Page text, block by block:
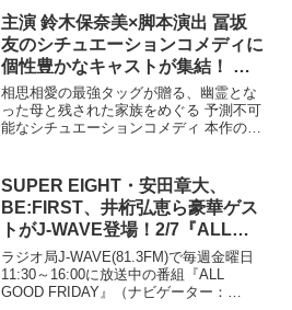
全撮りおろし。プロ３年目を振...
主演 鈴木保奈美×脚本演出 冨坂
友のシチュエーションコメディに
個性豊かなキャストが集結！ 遺
影の中で笑顔の母を取り囲む面々
― 不思議な世界観のビジュアル
も完成！！エクストリーム・シチ
が目に入っただけ』
相思相愛の最強タッグが贈る、幽霊とな
った母と残された家族をめぐる 予測不可
能なシチュエーションコメディ 本作の脚
ョンコメディを得意とするアガリスクエ
ンターテイメントの主...
SUPER EIGHT・安田章大、
BE:FIRST、井桁弘恵ら豪華ゲス
トがJ-WAVE登場！2/7『ALL
GOOD FRIDAY』はLiLiCo＆稲葉
友が「おつかれ、自分！」テーマ
に今週を締めくくる
ラジオ局J-WAVE(81.3FM)で毎週金曜日
11:30～16:00に放送中の番組『ALL
GOOD FRIDAY』（ナビゲーター：